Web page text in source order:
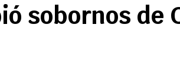
sobornos de